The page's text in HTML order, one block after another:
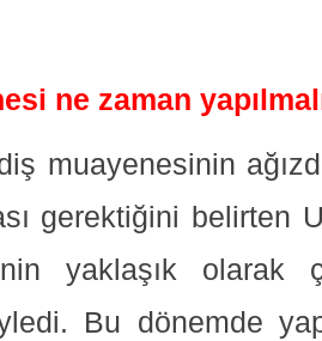
ne zaman
muayenesinin
gerektiğini belirten
yaklaşık olarak
Bu dönemde